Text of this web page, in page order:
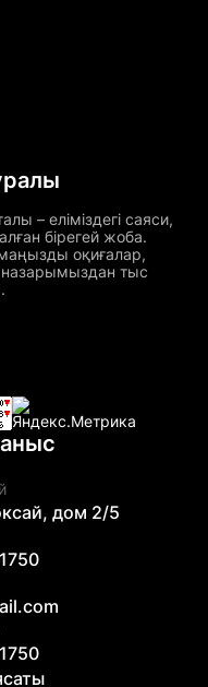
– еліміздегі саяси,
бірегей жоба.
маңызды оқиғалар,
назарымыздан тыс
дом 2/5